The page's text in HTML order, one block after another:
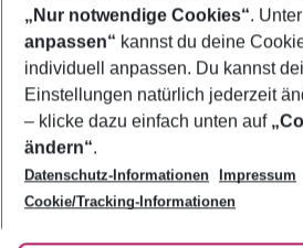
Footer
Footer navigation
Über uns
AGB
Bestpreisgarantie
Cookie-Einstellungen ändern
Cookie-Richtlinie
Agenturbetreuung
Barrierefreies Reisen
Folge uns
„Nur notwendige Cookies“. Unter
anpassen“ kannst du deine
individuell anpassen. Du kannst
Einstellungen natürlich jederzeit
– klicke dazu einfach unten auf
ändern“.
Datenschutz-Informationen
Impressum
Cookie/Tracking-Informationen